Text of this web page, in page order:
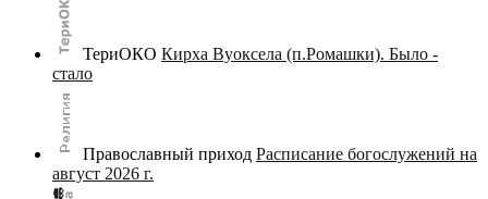
ТериОКО Кирха Вуоксела (п.Ромашки). Было -
стало
Православный приход Расписание богослужений на
август 2026 г.